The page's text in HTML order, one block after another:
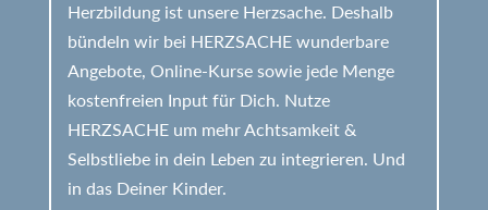
Herzbildung ist unsere Herzsache. Deshalb
bündeln wir bei HERZSACHE wunderbare
Angebote, Online-Kurse sowie jede Menge
kostenfreien Input für Dich. Nutze
HERZSACHE um mehr Achtsamkeit &
Selbstliebe in dein Leben zu integrieren. Und
in das Deiner Kinder.